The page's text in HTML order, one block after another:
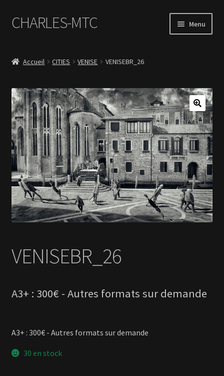
Aller
à
navigation
Aller
au
CHARLES-MTC Menu
Le Book Portfolio
Contact
Accueil CITIES VENISE VENISEBR_26
A3+ : 300€ - Autres formats sur demande
30 en stock